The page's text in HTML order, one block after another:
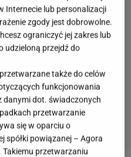
Internecie lub personalizacji
zgody jest dobrowolne.
ograniczyć jej zakres lub
udzieloną przejdź do
także do celów
funkcjonowania
danymi dot. świadczonych
przetwarzanie
się w oparciu o
spółki powiązanej – Agora
przetwarzaniu